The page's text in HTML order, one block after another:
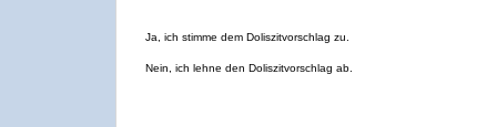
Ja, ich stimme dem Doliszitvorschlag zu.
Nein, ich lehne den Doliszitvorschlag ab.